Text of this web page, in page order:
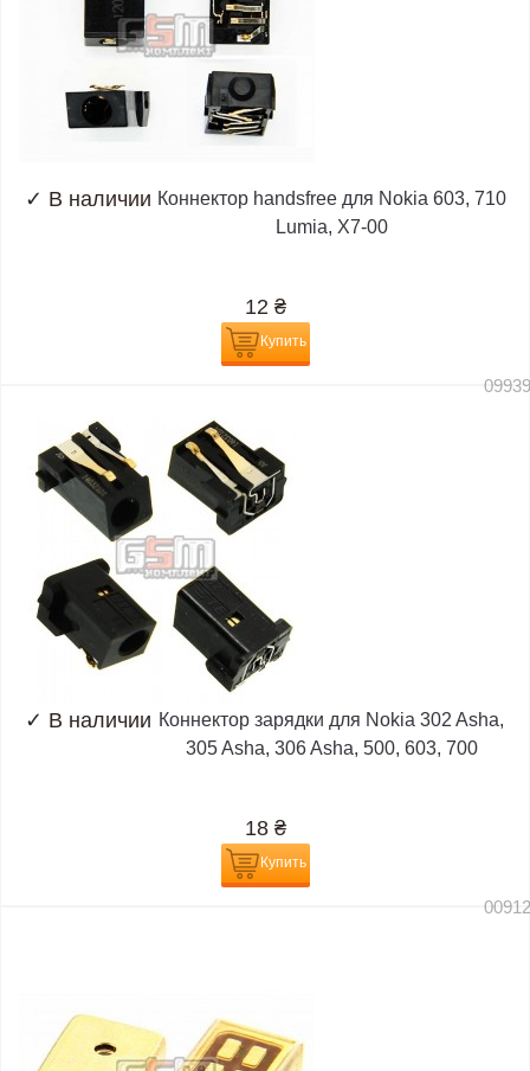
✓ В наличии Коннектор handsfree для Nokia 603, 710
Lumia, X7-00
12 ₴
Купить
✓ В наличии Коннектор зарядки для Nokia 302 Asha,
305 Asha, 306 Asha, 500, 603, 700
18 ₴
Купить